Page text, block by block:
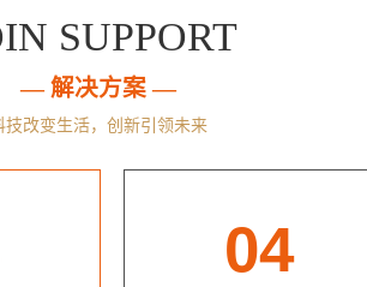
SUPPORT
— 解决方案 —
技改变生活，创新引领未来
04